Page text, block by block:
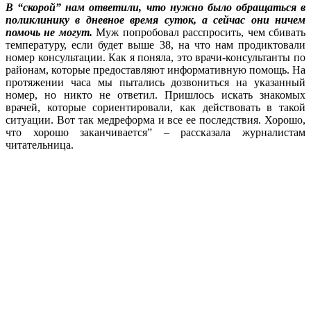
В “скорой” нам ответили, что нужно было обращаться в
поликлинику в дневное время суток, а сейчас они ничем
помочь не могут. Муж попробовал расспросить, чем сбивать
температуру, если будет выше 38, на что нам продиктовали
номер консультации. Как я поняла, это врачи-консультанты по
районам, которые предоставляют информативную помощь. На
протяжении часа мы пытались дозвониться на указанный
номер, но никто не ответил. Пришлось искать знакомых
врачей, которые сориентировали, как действовать в такой
ситуации. Вот так медреформа и все ее последствия. Хорошо,
что хорошо заканчивается” – рассказала журналистам
читательница.